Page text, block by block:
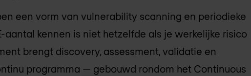
een vorm van vulnerability scanning en periodieke
aantal kennen is niet hetzelfde als je werkelijke risico
brengt discovery, assessment, validatie en
programma — gebouwd rondom het Continuous